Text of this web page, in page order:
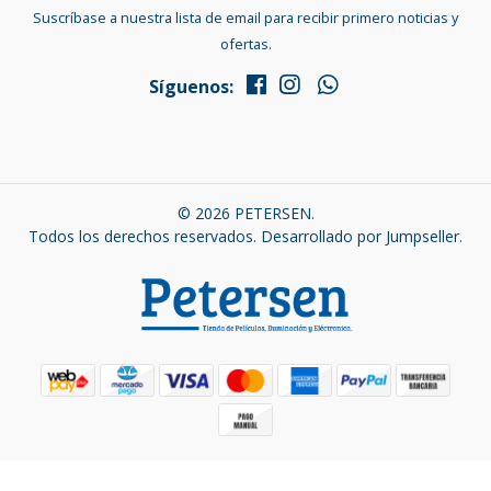
Suscríbase a nuestra lista de email para recibir primero noticias y
ofertas.
Síguenos:
© 2026 PETERSEN.
Todos los derechos reservados. Desarrollado por Jumpseller.